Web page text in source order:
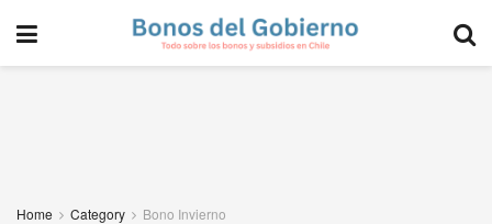
Home Category Bono Invierno